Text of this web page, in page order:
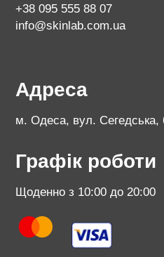
+38 095 555 88 07
info@skinlab.com.ua
Адреса
м. Одеса, вул. Сегедська,
Графік роботи
Щоденно з 10:00 до 20:00